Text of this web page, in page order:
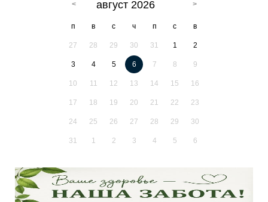
август 2026
п в с ч п с в
27 28 29 30 31 1 2
3 4 5 6 7 8 9
10 11 12 13 14 15 16
17 18 19 20 21 22 23
24 25 26 27 28 29 30
31 1 2 3 4 5 6